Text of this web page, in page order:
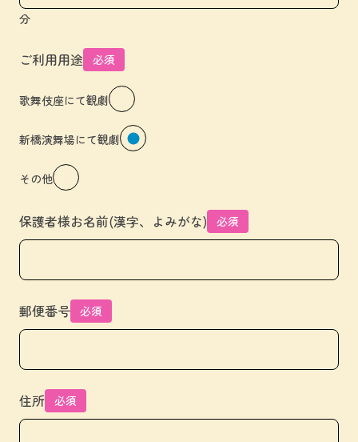
分
ご利用用途 必須
歌舞伎座にて観劇
新橋演舞場にて観劇
その他
保護者様お名前(漢字、よみがな) 必須
郵便番号 必須
住所 必須